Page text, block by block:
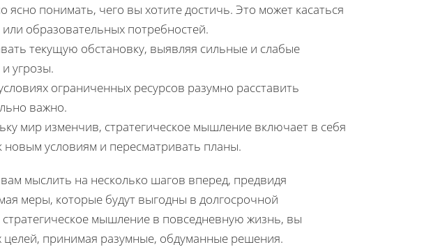
ясно понимать, чего вы хотите достичь. Это может касаться
образовательных потребностей.
текущую обстановку, выявляя сильные и слабые
угрозы.
ограниченных ресурсов разумно расставить
важно.
мир изменчив, стратегическое мышление включает в себя
новым условиям и пересматривать планы.
мыслить на несколько шагов вперед, предвидя
меры, которые будут выгодны в долгосрочной
мышление в повседневную жизнь, вы
целей, принимая разумные, обдуманные решения.